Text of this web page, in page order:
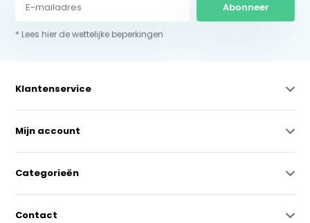
Abonneer
* Lees hier de wettelijke beperkingen
Klantenservice
Mijn account
Categorieën
Contact